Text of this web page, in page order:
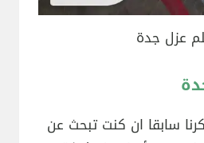
عزل جدة
سابقا ان كنت تبحث عن